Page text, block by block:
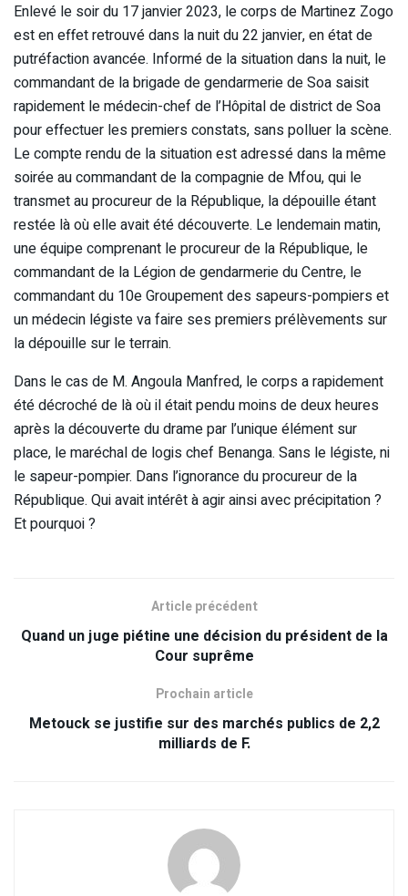
Enlevé le soir du 17 janvier 2023, le corps de Martinez Zogo
est en effet retrouvé dans la nuit du 22 janvier, en état de
putréfaction avancée. Informé de la situation dans la nuit, le
commandant de la brigade de gendarmerie de Soa saisit
rapidement le médecin-chef de l’Hôpital de district de Soa
pour effectuer les premiers constats, sans polluer la scène.
Le compte rendu de la situation est adressé dans la même
soirée au commandant de la compagnie de Mfou, qui le
transmet au procureur de la République, la dépouille étant
restée là où elle avait été découverte. Le lendemain matin,
une équipe comprenant le procureur de la République, le
commandant de la Légion de gendarmerie du Centre, le
commandant du 10e Groupement des sapeurs-pompiers et
un médecin légiste va faire ses premiers prélèvements sur
la dépouille sur le terrain.
Dans le cas de M. Angoula Manfred, le corps a rapidement
été décroché de là où il était pendu moins de deux heures
après la découverte du drame par l’unique élément sur
place, le maréchal de logis chef Benanga. Sans le légiste, ni
le sapeur-pompier. Dans l’ignorance du procureur de la
République. Qui avait intérêt à agir ainsi avec précipitation ?
Et pourquoi ?
Article précédent
Quand un juge piétine une décision du président de la
Cour suprême
Prochain article
Metouck se justifie sur des marchés publics de 2,2
milliards de F.